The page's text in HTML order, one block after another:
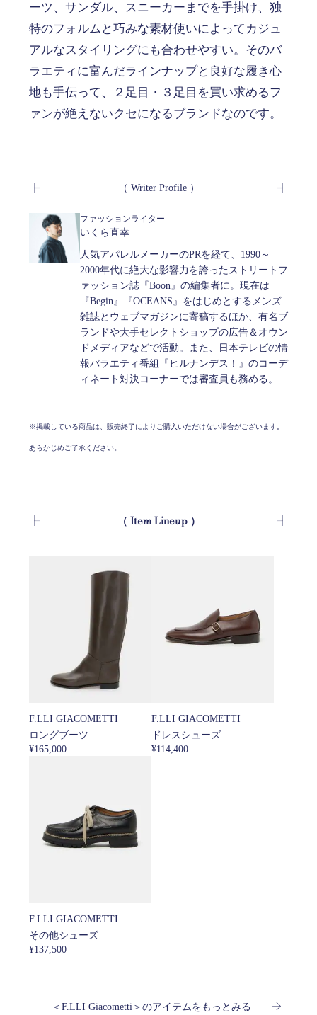
ーツ、サンダル、スニーカーまでを手掛け、独
特のフォルムと巧みな素材使いによってカジュ
アルなスタイリングにも合わせやすい。そのバ
ラエティに富んだラインナップと良好な履き心
地も手伝って、２足目・３足目を買い求めるフ
ァンが絶えないクセになるブランドなのです。
（ Writer Profile ）
ファッションライター
いくら直幸
人気アパレルメーカーのPRを経て、1990～
2000年代に絶大な影響力を誇ったストリートフ
ァッション誌『Boon』の編集者に。現在は
『Begin』『OCEANS』をはじめとするメンズ
雑誌とウェブマガジンに寄稿するほか、有名ブ
ランドや大手セレクトショップの広告＆オウン
ドメディアなどで活動。また、日本テレビの情
報バラエティ番組『ヒルナンデス！』のコーデ
ィネート対決コーナーでは審査員も務める。
※掲載している商品は、販売終了によりご購入いただけない場合がございます。
あらかじめご了承ください。
（ Item Lineup ）
F.LLI GIACOMETTI
ロングブーツ
¥165,000
F.LLI GIACOMETTI
ドレスシューズ
¥114,400
F.LLI GIACOMETTI
その他シューズ
¥137,500
＜F.LLI Giacometti＞のアイテムをもっとみる